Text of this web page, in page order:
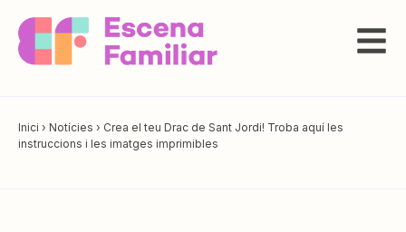
Inici › Notícies › Crea el teu Drac de Sant Jordi! Troba aquí les
instruccions i les imatges imprimibles